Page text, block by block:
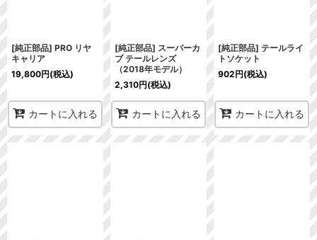
[純正部品] PRO リヤ
キャリア
19,800円(税込)
カートに入れる
[純正部品] スーパーカ
ブ テールレンズ
（2018年モデル）
2,310円(税込)
カートに入れる
[純正部品] テールライ
トソケット
902円(税込)
カートに入れる